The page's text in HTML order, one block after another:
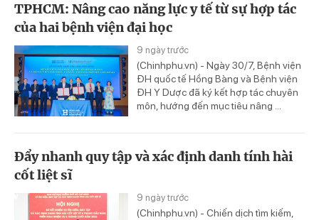
TPHCM: Nâng cao năng lực y tế từ sự hợp tác
của hai bệnh viện đại học
9 ngày trước
(Chinhphu.vn) - Ngày 30/7, Bệnh viện
ĐH quốc tế Hồng Bàng và Bệnh viện
ĐH Y Dược đã ký kết hợp tác chuyên
môn, hướng đến mục tiêu nâng ...
Đẩy nhanh quy tập và xác định danh tính hài
cốt liệt sĩ
9 ngày trước
(Chinhphu.vn) - Chiến dịch tìm kiếm,